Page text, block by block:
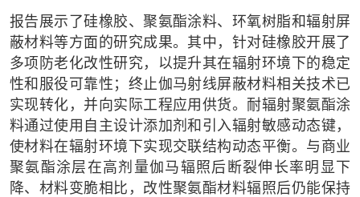
报告展示了硅橡胶、聚氨酯涂料、环氧树脂和辐射屏
蔽材料等方面的研究成果。其中，针对硅橡胶开展了
多项防老化改性研究，以提升其在辐射环境下的稳定
性和服役可靠性；终止伽马射线屏蔽材料相关技术已
实现转化，并向实际工程应用供货。耐辐射聚氨酯涂
料通过使用自主设计添加剂和引入辐射敏感动态键，
使材料在辐射环境下实现交联结构动态平衡。与商业
聚氨酯涂层在高剂量伽马辐照后断裂伸长率明显下
降、材料变脆相比，改性聚氨酯材料辐照后仍能保持